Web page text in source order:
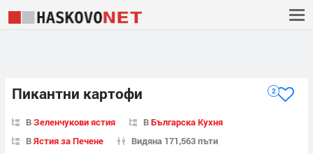
Пикантни картофи 2
ВЗеленчукови ястия ВБългарска Кухня
ВЯстия за Печене Видяна 171,563 пъти